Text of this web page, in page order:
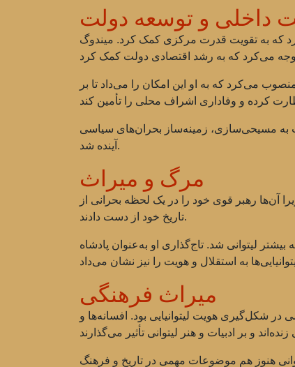
داخلی و توسعه دولت
که به تقویت قدرت مرکزی کمک کرد. میندوگ
می‌کرد که به او این امکان را می‌داد تا بر
به مسیحی‌سازی، زمینه‌ساز بحران‌های سیاسی
آینده شد.
مرگ و میراث
زیرا آن‌ها رهبر قوی خود را در یک لحظه بحرانی از
تاریخ خود از دست دادند.
لیتوانی شد. تاج‌گذاری او به‌عنوان پادشاه
میراث فرهنگی
شکل‌گیری هویت لیتوانیایی بود. افسانه‌ها و
هنوز هم موضوعات مهمی در تاریخ و فرهنگ